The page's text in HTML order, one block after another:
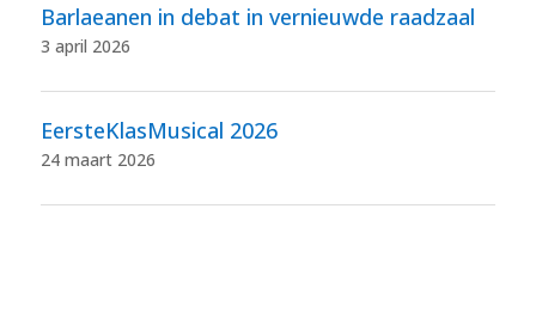
Barlaeanen in debat in vernieuwde raadzaal
3 april 2026
EersteKlasMusical 2026
24 maart 2026